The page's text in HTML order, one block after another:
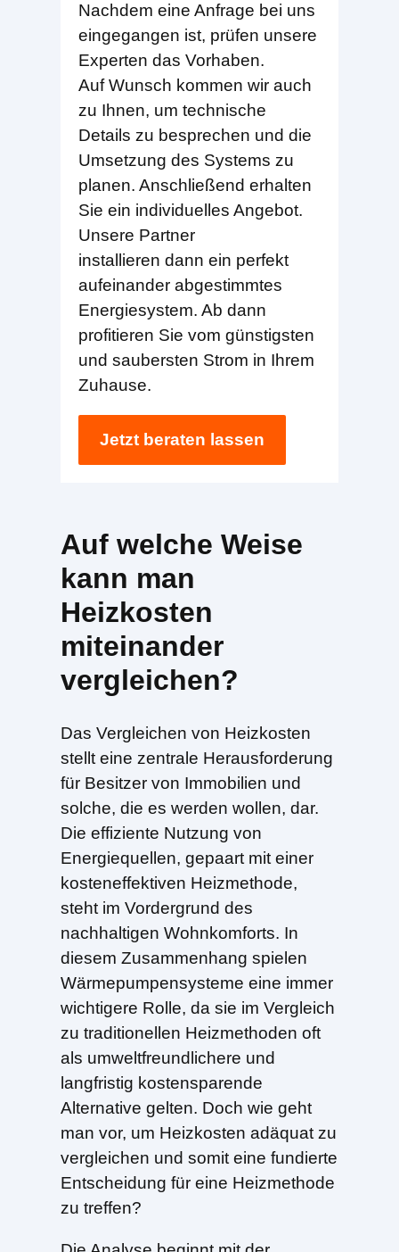
Nachdem eine Anfrage bei uns
eingegangen ist, prüfen unsere
Experten das Vorhaben.
Auf Wunsch kommen wir auch
zu Ihnen, um technische
Details zu besprechen und die
Umsetzung des Systems zu
planen. Anschließend erhalten
Sie ein individuelles Angebot.
Unsere Partner
installieren dann ein perfekt
aufeinander abgestimmtes
Energiesystem. Ab dann
profitieren Sie vom günstigsten
und saubersten Strom in Ihrem
Zuhause.
Jetzt beraten lassen
Auf welche Weise
kann man
Heizkosten
miteinander
vergleichen?
Das Vergleichen von Heizkosten
stellt eine zentrale Herausforderung
für Besitzer von Immobilien und
solche, die es werden wollen, dar.
Die effiziente Nutzung von
Energiequellen, gepaart mit einer
kosteneffektiven Heizmethode,
steht im Vordergrund des
nachhaltigen Wohnkomforts. In
diesem Zusammenhang spielen
Wärmepumpensysteme eine immer
wichtigere Rolle, da sie im Vergleich
zu traditionellen Heizmethoden oft
als umweltfreundlichere und
langfristig kostensparende
Alternative gelten. Doch wie geht
man vor, um Heizkosten adäquat zu
vergleichen und somit eine fundierte
Entscheidung für eine Heizmethode
zu treffen?